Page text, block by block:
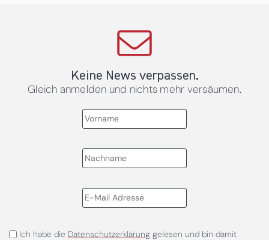
Keine News verpassen.
Gleich anmelden und nichts mehr versäumen.
Ich habe die Datenschutzerklärunggelesen und bin damit